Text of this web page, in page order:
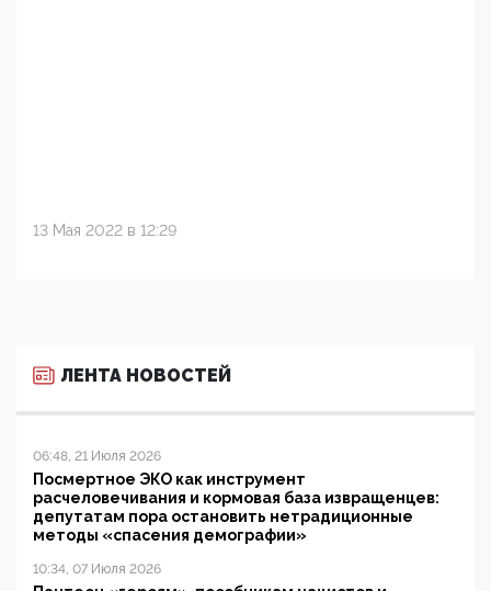
13 Мая 2022 в 12:29
ЛЕНТА НОВОСТЕЙ
06:48, 21 Июля 2026
Посмертное ЭКО как инструмент
расчеловечивания и кормовая база извращенцев:
депутатам пора остановить нетрадиционные
методы «спасения демографии»
10:34, 07 Июля 2026